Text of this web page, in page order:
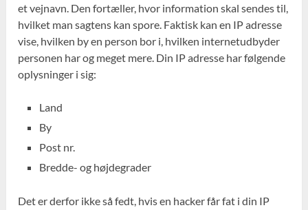
et vejnavn. Den fortæller, hvor information skal sendes til,
hvilket man sagtens kan spore. Faktisk kan en IP adresse
vise, hvilken by en person bor i, hvilken internetudbyder
personen har og meget mere. Din IP adresse har følgende
oplysninger i sig:
Land
By
Post nr.
Bredde- og højdegrader
Det er derfor ikke så fedt, hvis en hacker får fat i din IP